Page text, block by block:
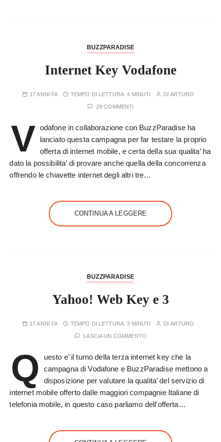
BUZZPARADISE
Internet Key Vodafone
17 ANNI FA TEMPO DI LETTURA:4 MINUTI DIARTURO
29 COMMENTI
V odafone in collaborazione con BuzzParadise ha
lanciato questa campagna per far testare la proprio
offerta di internet mobile, e certa della sua qualita’ ha
dato la possibilita’ di provare anche quella della concorrenza
offrendo le chiavette internet degli altri tre…
CONTINUA A LEGGERE
BUZZPARADISE
Yahoo! Web Key e 3
17 ANNI FA TEMPO DI LETTURA:3 MINUTI DIARTURO
LASCIA UN COMMENTO
Q
uesto e’ il turno della terza internet key che la
campagna di Vodafone e BuzzParadise mettono a
disposizione per valutare la qualita’ del servizio di
internet mobile offerto dalle maggiori compagnie Italiane di
telefonia mobile, in questo caso parliamo dell’offerta…